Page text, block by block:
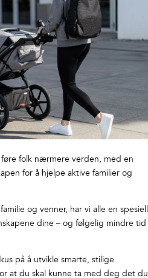
folk nærmere verden, med en
for å hjelpe aktive familier og
og venner, har vi alle en spesiell
dine – og følgelig mindre tid
på å utvikle smarte, stilige
at du skal kunne ta med deg det du